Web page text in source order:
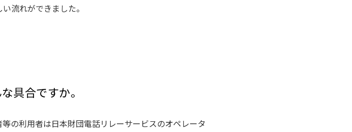
流れができました。
具合ですか。
の利用者は日本財団電話リレーサービスのオペレータ